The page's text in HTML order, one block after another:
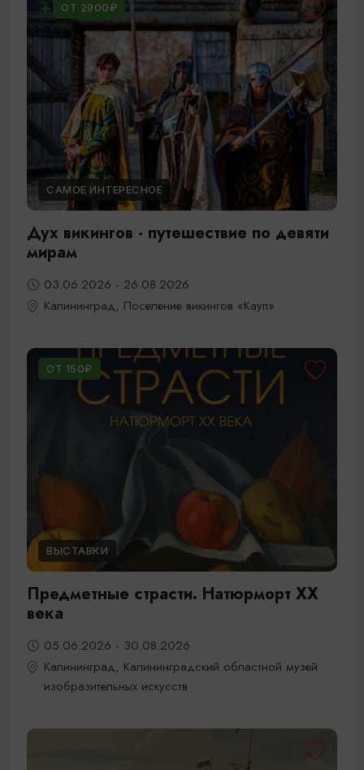
ОТ 2900₽
САМОЕ ИНТЕРЕСНОЕ
Дух викингов - путешествие по девяти
мирам
03.06.2026 - 26.08.2026
Калининград, Поселение викингов «Кауп»
ОТ 150₽
ВЫСТАВКИ
Предметные страсти. Натюрморт XX
века
05.06.2026 - 30.08.2026
Калининград, Калининградский областной музей
изобразительных искусств